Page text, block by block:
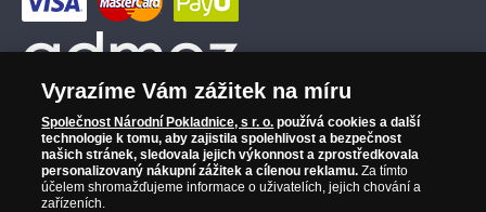
Vyrazíme Vám zážitek na míru
Společnost Národní Pokladnice, s r. o. používá cookies a další
technologie k tomu, aby zajistila spolehlivost a bezpečnost
našich stránek, sledovala jejich výkonnost a zprostředkovala
personalizovaný nákupní zážitek a cílenou reklamu. Za tímto
účelem shromažďujeme informace o uživatelích, jejich chování a
zařízeních.